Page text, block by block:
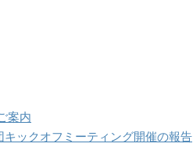
案内
キックオフミーティング開催の報告